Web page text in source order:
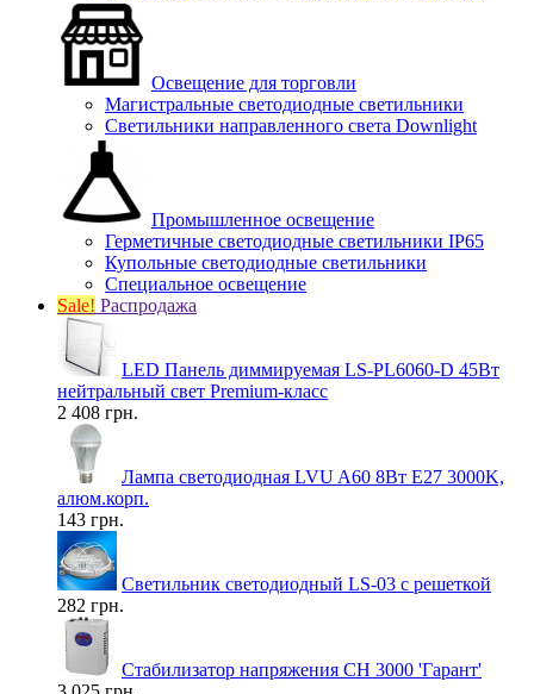
Освещение для торговли
Магистральные светодиодные светильники
Светильники направленного света Downlight
Промышленное освещение
Герметичные светодиодные светильники IP65
Купольные светодиодные светильники
Специальное освещение
Sale! Распродажа
LED Панель диммируемая LS-PL6060-D 45Вт
нейтральный свет Premium-класс
2 408 грн.
Лампа светодиодная LVU A60 8Вт E27 3000K,
алюм.корп.
143 грн.
Светильник светодиодный LS-03 с решеткой
282 грн.
Стабилизатор напряжения СН 3000 'Гарант'